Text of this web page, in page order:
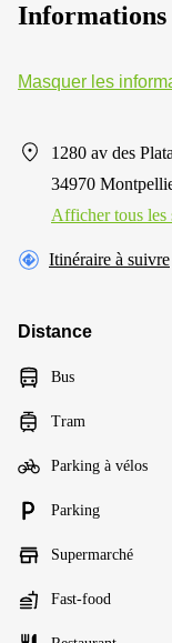
Informations
Masquer les
1280 av des
34970
Afficher tous les
Itinéraire à suivre
Distance
Bus
Tram
Parking à vélos
Parking
Supermarché
Fast-food